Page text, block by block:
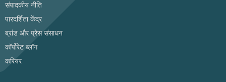
संपादकीय नीति
पारदर्शिता केंद्र
ब्रांड और प्रेस संसाधन
कॉर्पोरेट ब्लॉग
करियर